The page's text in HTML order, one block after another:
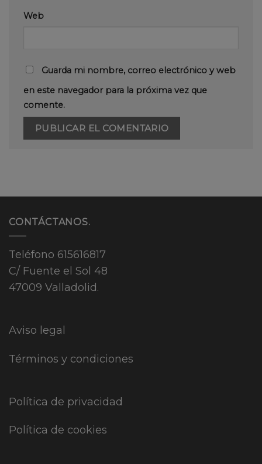
Web
Guarda mi nombre, correo electrónico y web
en este navegador para la próxima vez que
comente.
CONTÁCTANOS.
Teléfono 615616817
C/ Fuente el Sol 48
47009 Valladolid.
Aviso legal
Términos y condiciones
Política de privacidad
Política de cookies